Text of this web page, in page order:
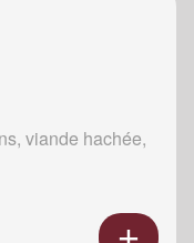
viande hachée,